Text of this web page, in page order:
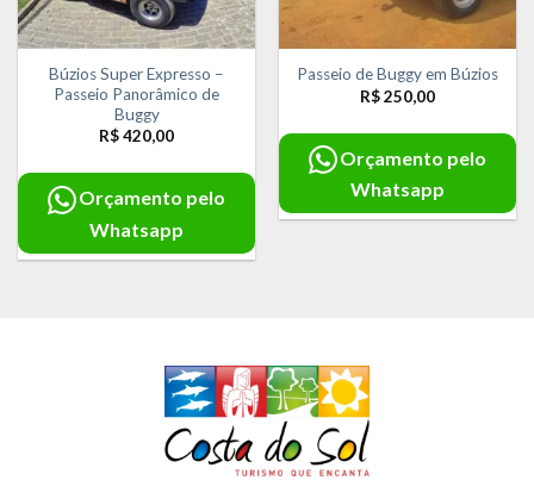
Búzios Super Expresso –
Passeio Panorâmico de
Buggy
R$420,00
Orçamento pelo
Whatsapp
Passeio de Buggy em Búzios
R$250,00
Orçamento pelo
Whatsapp